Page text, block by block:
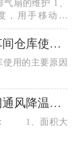
的维护 1、
，用手移动风
工业大风扇适合厂房车间仓库使用的主要原因
用的主要原因
钢结构铁皮棚厂房车间通风降温解决方案